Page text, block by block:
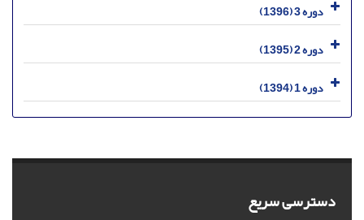
دوره 3 (1396)
دوره 2 (1395)
دوره 1 (1394)
دسترسی سریع